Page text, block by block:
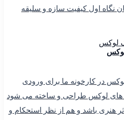
نگاه اول کیفیت سازه و سلیقه
در کارخونه ما برای ورودی
های لوکس طراحی و ساخته می شود
هنری باشد و هم از نظر استحکام و